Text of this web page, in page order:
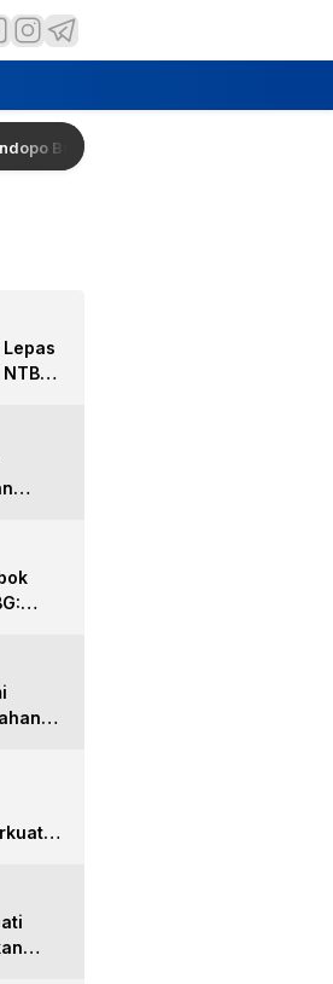
Lombok Timur, Segera Selesaikan